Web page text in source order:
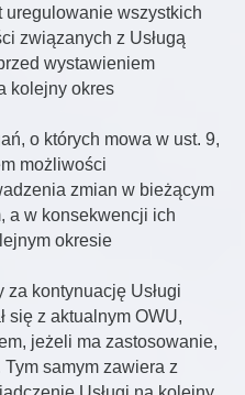
uregulowanie wszystkich
związanych z Usługą
wystawieniem
kolejny okres
o których mowa w ust. 9,
możliwości
zmian w bieżącym
a w konsekwencji ich
okresie
za kontynuację Usługi
się z aktualnym OWU,
jeżeli ma zastosowanie,
samym zawiera z